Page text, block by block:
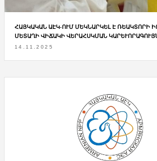
ՀԱՅԿԱԿԱՆ ԱԷԿ-ՈՒՄ ՄԵԿՆԱՐԿԵԼ Է ՌԵԱԿՏՈՐԻ
ՄԵՏԱՂԻ ՎԻՃԱԿԻ ՎԵՐԱՀՍԿՄԱՆ ԿԱՐԵՒՈՐԱԳՈՒՅՆ
14.11.2025